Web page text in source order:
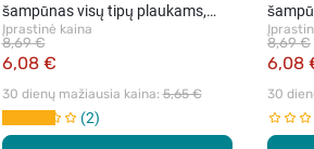
šampūnas visų tipų plaukams,
500 ml
Įprastinė kaina
6,08 €
8,69 €
30 dienų mažiausia kaina: 5,65 €
2
500 ml
6,08
8,69 €
30